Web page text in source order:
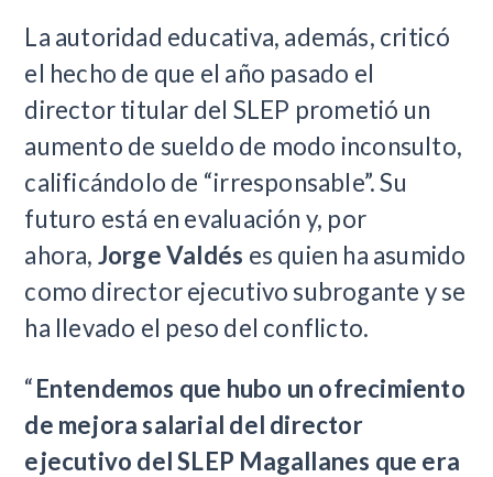
La autoridad educativa, además, criticó
el hecho de que el año pasado el
director titular del SLEP prometió un
aumento de sueldo de modo inconsulto,
calificándolo de “irresponsable”. Su
futuro está en evaluación y, por
ahora, Jorge Valdés es quien ha asumido
como director ejecutivo subrogante y se
ha llevado el peso del conflicto.
“Entendemos que hubo un ofrecimiento
de mejora salarial del director
ejecutivo del SLEP Magallanes que era